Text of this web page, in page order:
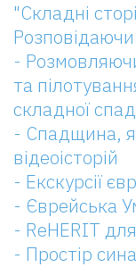
"Складні
-
та
складної
- Спадщина,
відеоісторій
- Екскурсії
- Єврейська
- ReHERIT для
- Простір